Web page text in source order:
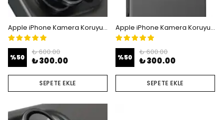
Apple iPhone Kamera Koruyucu Lens - iPhone 15 Pro - 15 Pro Max
%50
₺ 600.00
₺ 300.00
SEPETE EKLE
Apple iPhone Kamera Koruyucu Lens - iPhone 16 - 16 Plus
%50
₺ 600.00
₺ 300.00
SEPETE EKLE